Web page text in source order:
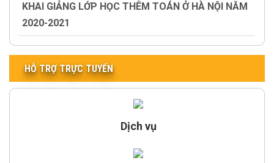
KHAI GIẢNG LỚP HỌC THÊM TOÁN Ở HÀ NỘI NĂM
2020-2021
HỖ TRỢ TRỰC TUYẾN
Dịch vụ